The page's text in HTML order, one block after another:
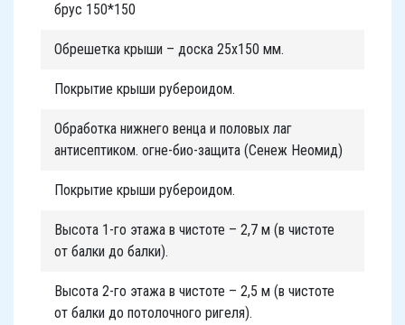
брус 150*150
Обрешетка крыши – доска 25х150 мм.
Покрытие крыши рубероидом.
Обработка нижнего венца и половых лаг
антисептиком. огне-био-защита (Сенеж Неомид)
Покрытие крыши рубероидом.
Высота 1-го этажа в чистоте – 2,7 м (в чистоте
от балки до балки).
Высота 2-го этажа в чистоте – 2,5 м (в чистоте
от балки до потолочного ригеля).